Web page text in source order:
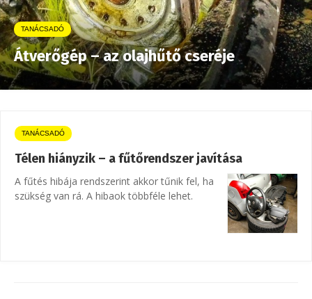
TANÁCSADÓ
Átverőgép – az olajhűtő cseréje
TANÁCSADÓ
Télen hiányzik – a fűtőrendszer javítása
A fűtés hibája rendszerint akkor tűnik fel, ha
szükség van rá. A hibaok többféle lehet.